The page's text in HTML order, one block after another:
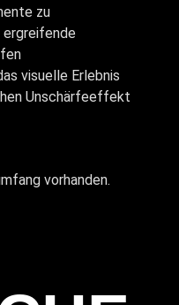
zu
ergreifende
visuelle Erlebnis
Unschärfeeffekt
vorhanden.